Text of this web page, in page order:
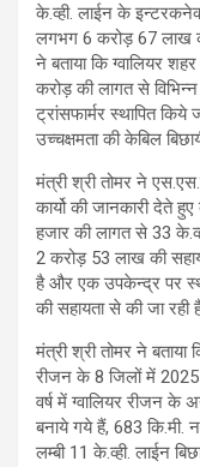
के.व्ही. लाईन के
लगभग 6 करोड़ 67 लाख
ने बताया कि ग्वालियर
करोड़ की लागत से विभिन्न
ट्रांसफार्मर स्थापित
उच्चक्षमता की केबिल
मंत्री श्री तोमर ने
कार्यो की जानकारी देते
हजार की लागत से 33
2 करोड़ 53 लाख की
है और एक उपकेन्द्र पर
की सहायता से की जा रही
मंत्री श्री तोमर ने बताया
रीजन के 8 जिलों में 2025
वर्ष में ग्वालियर रीजन के
बनाये गये हैं, 683 कि.मी.
लम्बी 11 के.व्ही. लाईन